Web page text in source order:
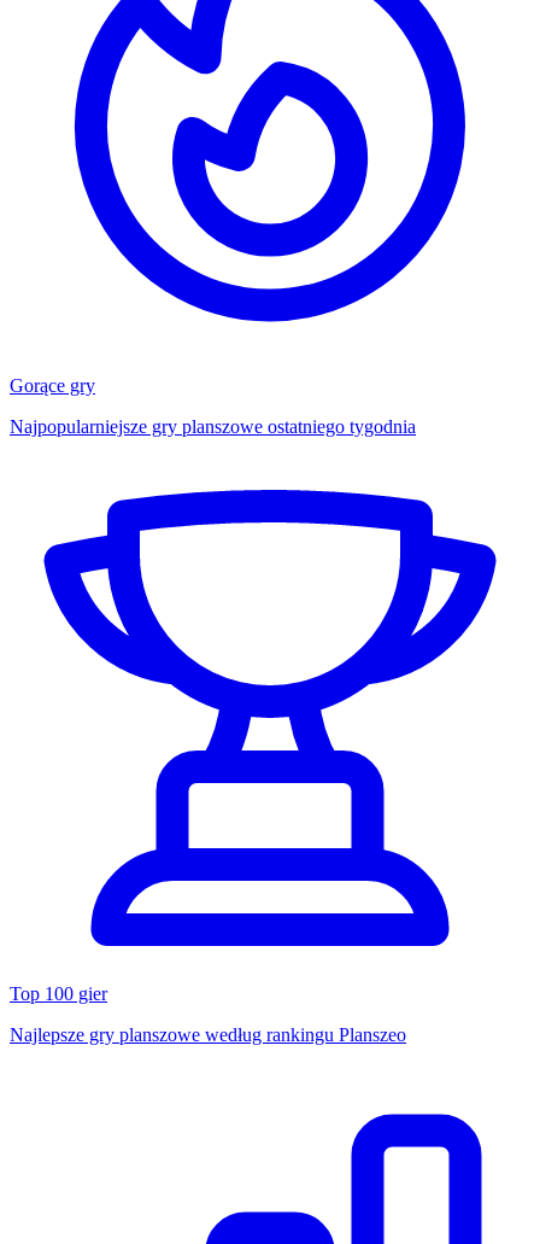
Gorące gry
Najpopularniejsze gry planszowe ostatniego tygodnia
Top 100 gier
Najlepsze gry planszowe według rankingu Planszeo